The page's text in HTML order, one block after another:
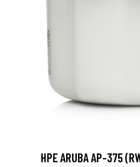
HPE ARUBA AP-375